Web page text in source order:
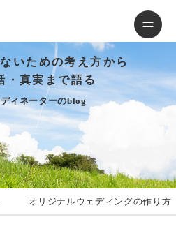
いための考え方から
・真実まで語る
ィネーターのblog
オリジナルウェディングの作り方